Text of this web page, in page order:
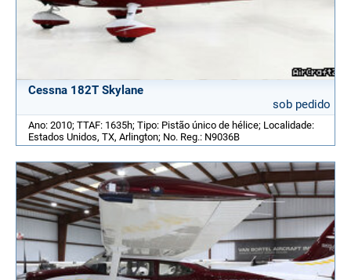
Cessna 182T Skylane
sob pedido
Ano: 2010; TTAF: 1635h; Tipo: Pistão único de hélice; Localidade:
Estados Unidos, TX, Arlington; No. Reg.: N9036B